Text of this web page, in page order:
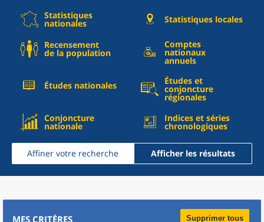
Statistiques
nationales Statistiques locales
Recensement
de la population
Comptes
nationaux
annuels
Études nationales Études et
conjoncture
régionales
Conjoncture
nationale
Indices et séries
chronologiques
Affiner votre recherche Afficher les résultats
MES CRITÈRES Supprimer tous